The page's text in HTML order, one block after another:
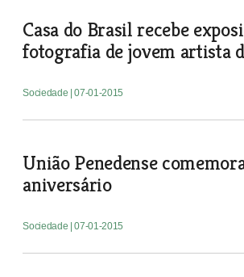
Casa do Brasil recebe
fotografia de jovem artista
Sociedade | 07-01-2015
União Penedense
aniversário
Sociedade | 07-01-2015